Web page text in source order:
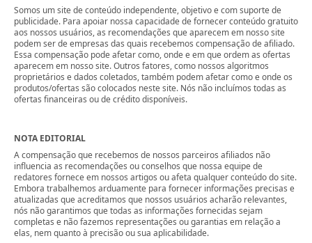
Somos um site de conteúdo independente, objetivo e com suporte de
publicidade. Para apoiar nossa capacidade de fornecer conteúdo gratuito
aos nossos usuários, as recomendações que aparecem em nosso site
podem ser de empresas das quais recebemos compensação de afiliado.
Essa compensação pode afetar como, onde e em que ordem as ofertas
aparecem em nosso site. Outros fatores, como nossos algoritmos
proprietários e dados coletados, também podem afetar como e onde os
produtos/ofertas são colocados neste site. Nós não incluímos todas as
ofertas financeiras ou de crédito disponíveis.
NOTA EDITORIAL
A compensação que recebemos de nossos parceiros afiliados não
influencia as recomendações ou conselhos que nossa equipe de
redatores fornece em nossos artigos ou afeta qualquer conteúdo do site.
Embora trabalhemos arduamente para fornecer informações precisas e
atualizadas que acreditamos que nossos usuários acharão relevantes,
nós não garantimos que todas as informações fornecidas sejam
completas e não fazemos representações ou garantias em relação a
elas, nem quanto à precisão ou sua aplicabilidade.